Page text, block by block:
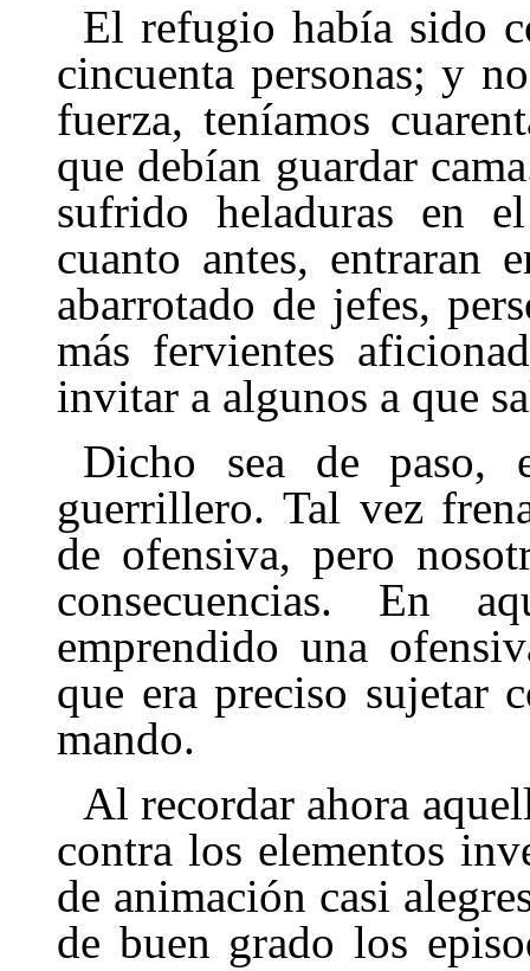
El refugio había sido
cincuenta personas; y
fuerza, teníamos
que debían guardar
sufrido heladuras en
cuanto antes, entraran
abarrotado de jefes,
más fervien­tes
invitar a algunos a que
Dicho sea de
guerrillero. Tal vez
de ofensiva, pero
consecuencias. En
emprendido una
que era pre­ciso sujetar
mando.
Al recordar ahora
contra los elementos
de animación casi
de buen grado los